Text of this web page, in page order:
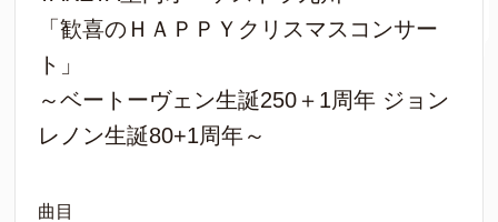
「歓喜のＨＡＰＰＹクリスマスコンサー
ト」
～ベートーヴェン生誕250＋1周年 ジョン
レノン生誕80+1周年～
曲目